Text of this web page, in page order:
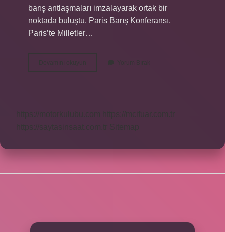
barış antlaşmaları imzalayarak ortak bir
noktada buluştu. Paris Barış Konferansı,
Paris’te Milletler…
Devamını okuyun
Barış
Yorum Bırak
https://motorkulubu.com
https://mcifuar.com.tr
https://saytasinsaat.com.tr
Sitemap